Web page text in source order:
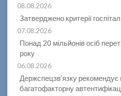
08.08.2026
Затверджено критерії
07.08.2026
Понад 20 мільйонів осіб
року
06.08.2026
Держспецзв’язку рекомендує
багатофакторну